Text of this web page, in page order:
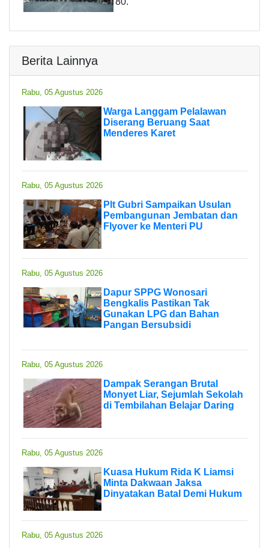
Berita Lainnya
Rabu, 05 Agustus 2026
Warga Langgam Pelalawan
Diserang Beruang Saat
Menderes Karet
Rabu, 05 Agustus 2026
Plt Gubri Sampaikan Usulan
Pembangunan Jembatan dan
Flyover ke Menteri PU
Rabu, 05 Agustus 2026
Dapur SPPG Wonosari
Bengkalis Pastikan Tak
Gunakan LPG dan Bahan
Pangan Bersubsidi
Rabu, 05 Agustus 2026
Dampak Serangan Brutal
Monyet Liar, Sejumlah Sekolah
di Tembilahan Belajar Daring
Rabu, 05 Agustus 2026
Kuasa Hukum Rida K Liamsi
Minta Dakwaan Jaksa
Dinyatakan Batal Demi Hukum
Rabu, 05 Agustus 2026